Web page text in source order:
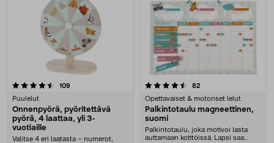
109
Puulelut
Onnenpyörä, pyöritettävä
pyörä, 4 laattaa, yli 3-
vuotiaille
Valitse 4 eri laatasta – numerot,
4.5 viidestä tähdestä 82arvostelut
Opettavaiset & motoriset lelut
Palkintotaulu magneettinen,
suomi
Palkintotaulu, joka motivoi lasta
auttamaan kotitöissä. Lapsi saa